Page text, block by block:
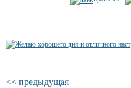
<< предыдущая